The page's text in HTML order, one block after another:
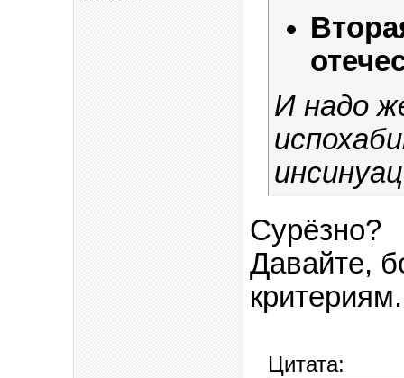
И надо
Сурёзно?
Давайте,
критериям.
Цитата: